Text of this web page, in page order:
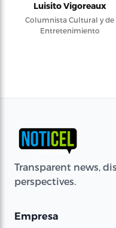
Luisito Vigoreaux
Columnista Cultural y de
Entretenimiento
Transparent news,
perspectives.
Empresa